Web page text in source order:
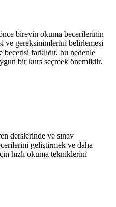
bireyin okuma becerilerinin
ve gereksinimlerini belirlemesi
farklıdır, bu nedenle
bir kurs seçmek önemlidir.
derslerinde ve sınav
geliştirmek ve daha
hızlı okuma tekniklerini